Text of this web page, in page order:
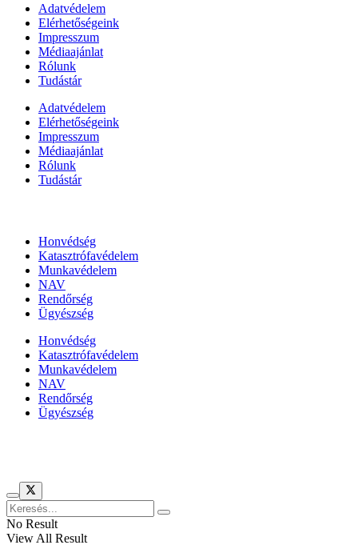
Adatvédelem
Elérhetőségeink
Impresszum
Médiaajánlat
Rólunk
Tudástár
Adatvédelem
Elérhetőségeink
Impresszum
Médiaajánlat
Rólunk
Tudástár
Honvédség
Katasztrófavédelem
Munkavédelem
NAV
Rendőrség
Ügyészség
Honvédség
Katasztrófavédelem
Munkavédelem
NAV
Rendőrség
Ügyészség
No Result
View All Result